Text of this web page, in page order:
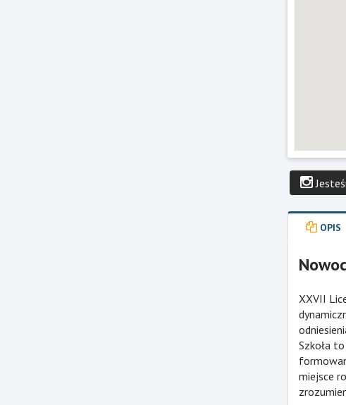
OPIS
XXVII
Szkoła
miejsce